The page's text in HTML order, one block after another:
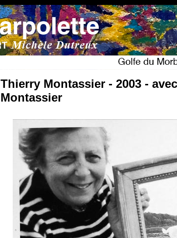
Thierry Montassier - 2003 -
Montassier